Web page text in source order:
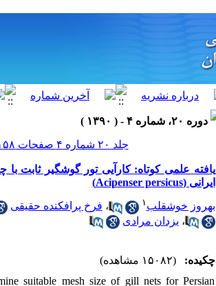
دوره ۲۰، شماره ۴ - ( ۱۳۹۰ )
جلد ۲۰ شماره ۴ صفحات ۱۵۸-۱۵۱
ایرانی (Acipenser persicus)
بهروز خوشقلب ۱ ، فرخ پرافکنده حقیقی
، یزدان مرادی
چکیده:
(۱۵۰۸۲ مشاهده)
suitable mesh size of gill nets for Persian